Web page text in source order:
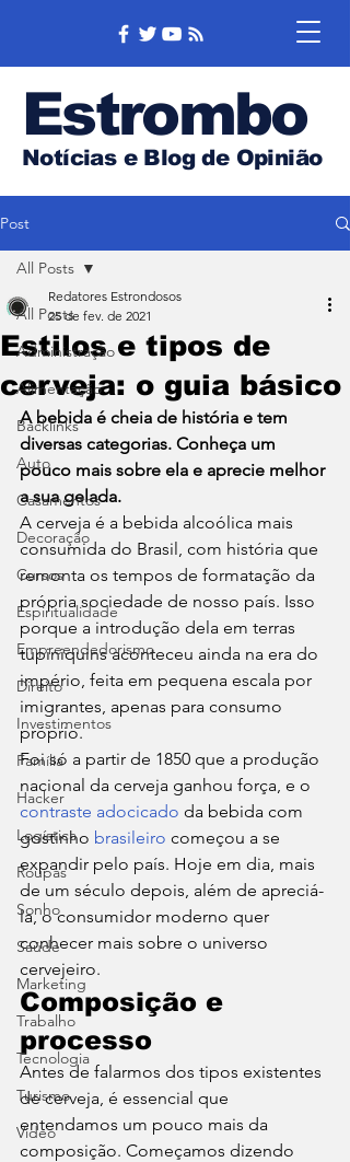
Estrombo
Notícias e Blog de Opinião
Post
All Posts
Administração
Alimentação
Backlinks
Auto
Casamentos
Decoração
Cursos
Espiritualidade
Empreendedorismo
Direito
Investimentos
Família
Hacker
Logística
Roupas
Sonho
Saúde
Marketing
Trabalho
Tecnologia
Turismo
Video
All Posts
Estilos e tipos de
cerveja: o guia básico
Redatores Estrondosos
25 de fev. de 2021
A bebida é cheia de história e tem
diversas categorias. Conheça um
pouco mais sobre ela e aprecie melhor
a sua gelada.
A cerveja é a bebida alcoólica mais
consumida do Brasil, com história que
remonta os tempos de formatação da
própria sociedade de nosso país. Isso
porque a introdução dela em terras
tupiniquins aconteceu ainda na era do
império, feita em pequena escala por
imigrantes, apenas para consumo
próprio.
Foi só a partir de 1850 que a produção
nacional da cerveja ganhou força, e o
contraste adocicado da bebida com
gostinho brasileiro começou a se
expandir pelo país. Hoje em dia, mais
de um século depois, além de apreciá-
la, o consumidor moderno quer
conhecer mais sobre o universo
cervejeiro.
Composição e
processo
Antes de falarmos dos tipos existentes
de cerveja, é essencial que
entendamos um pouco mais da
composição. Começamos dizendo